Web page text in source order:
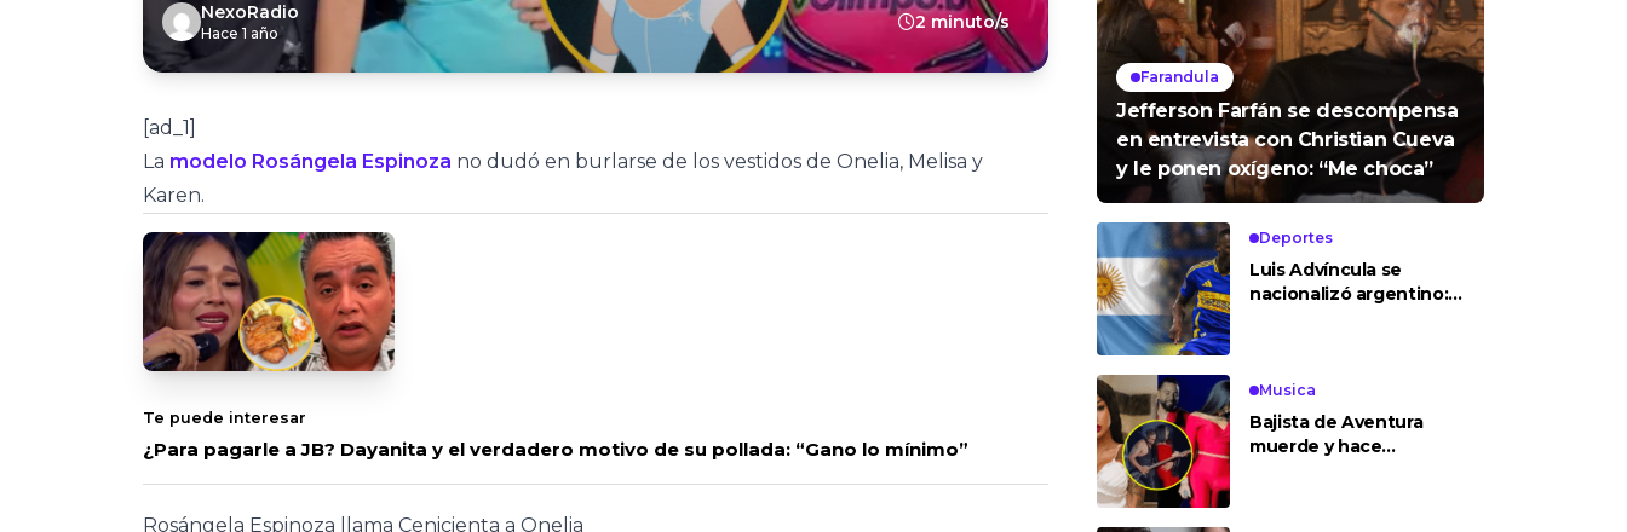
NexoRadio
Hace 1 año
2 minuto/s
[ad_1]
La modelo Rosángela Espinoza no dudó en burlarse de los vestidos de Onelia, Melisa y
Karen.
Te puede interesar
¿Para pagarle a JB? Dayanita y el verdadero motivo de su pollada: “Gano lo mínimo”
Rosángela Espinoza llama Cenicienta a Onelia
Farandula
Jefferson Farfán se descompensa
en entrevista con Christian Cueva
y le ponen oxígeno: “Me choca”
Deportes
Luis Advíncula se
nacionalizó argentino:
Musica
Bajista de Aventura
muerde y hace